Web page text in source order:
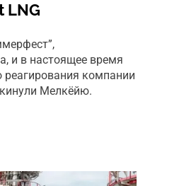
LNG
и в настоящее время
реагирования компании
Мелкёйю.